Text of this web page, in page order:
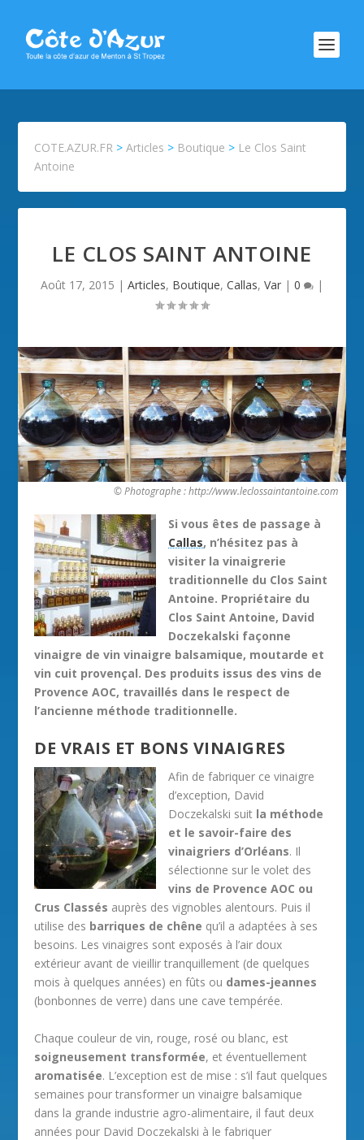
COTE.AZUR.FR >Articles > Boutique > Le Clos Saint
Antoine
LE CLOS SAINT ANTOINE
Août 17, 2015 | Articles, Boutique, Callas, Var | 0 |
© Photographe : http://www.leclossaintantoine.com
Si vous êtes de passage à
Callas, n’hésitez pas à
visiter la vinaigrerie
traditionnelle du Clos Saint
Antoine. Propriétaire du
Clos Saint Antoine, David
Doczekalski façonne
vinaigre de vin vinaigre balsamique, moutarde et
vin cuit provençal. Des produits issus des vins de
Provence AOC, travaillés dans le respect de
l’ancienne méthode traditionnelle.
DE VRAIS ET BONS VINAIGRES
Afin de fabriquer ce vinaigre
d’exception, David
Doczekalski suit la méthode
et le savoir-faire des
vinaigriers d’Orléans. Il
sélectionne sur le volet des
vins de Provence AOC ou
Crus Classés auprès des vignobles alentours. Puis il
utilise des barriques de chêne qu’il a adaptées à ses
besoins. Les vinaigres sont exposés à l’air doux
extérieur avant de vieillir tranquillement (de quelques
mois à quelques années) en fûts ou dames-jeannes
(bonbonnes de verre) dans une cave tempérée.
Chaque couleur de vin, rouge, rosé ou blanc, est
soigneusement transformée, et éventuellement
aromatisée. L’exception est de mise : s’il faut quelques
semaines pour transformer un vinaigre balsamique
dans la grande industrie agro-alimentaire, il faut deux
années pour David Doczekalski à le fabriquer